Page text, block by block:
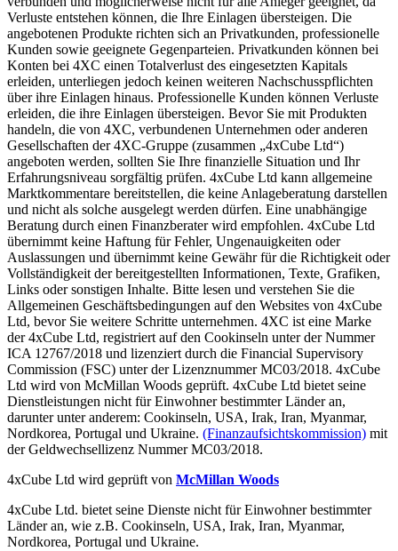
Verluste entstehen können, die Ihre Einlagen übersteigen. Die
angebotenen Produkte richten sich an Privatkunden, professionelle
Kunden sowie geeignete Gegenparteien. Privatkunden können bei
Konten bei 4XC einen Totalverlust des eingesetzten Kapitals
erleiden, unterliegen jedoch keinen weiteren Nachschusspflichten
über ihre Einlagen hinaus. Professionelle Kunden können Verluste
erleiden, die ihre Einlagen übersteigen. Bevor Sie mit Produkten
handeln, die von 4XC, verbundenen Unternehmen oder anderen
Gesellschaften der 4XC-Gruppe (zusammen „4xCube Ltd“)
angeboten werden, sollten Sie Ihre finanzielle Situation und Ihr
Erfahrungsniveau sorgfältig prüfen. 4xCube Ltd kann allgemeine
Marktkommentare bereitstellen, die keine Anlageberatung darstellen
und nicht als solche ausgelegt werden dürfen. Eine unabhängige
Beratung durch einen Finanzberater wird empfohlen. 4xCube Ltd
übernimmt keine Haftung für Fehler, Ungenauigkeiten oder
Auslassungen und übernimmt keine Gewähr für die Richtigkeit oder
Vollständigkeit der bereitgestellten Informationen, Texte, Grafiken,
Links oder sonstigen Inhalte. Bitte lesen und verstehen Sie die
Allgemeinen Geschäftsbedingungen auf den Websites von 4xCube
Ltd, bevor Sie weitere Schritte unternehmen. 4XC ist eine Marke
der 4xCube Ltd, registriert auf den Cookinseln unter der Nummer
ICA 12767/2018 und lizenziert durch die Financial Supervisory
Commission (FSC) unter der Lizenznummer MC03/2018. 4xCube
Ltd wird von McMillan Woods geprüft. 4xCube Ltd bietet seine
Dienstleistungen nicht für Einwohner bestimmter Länder an,
darunter unter anderem: Cookinseln, USA, Irak, Iran, Myanmar,
Nordkorea, Portugal und Ukraine. (Finanzaufsichtskommission) mit
der Geldwechsellizenz Nummer MC03/2018.
4xCube Ltd wird geprüft von McMillan Woods
4xCube Ltd. bietet seine Dienste nicht für Einwohner bestimmter
Länder an, wie z.B. Cookinseln, USA, Irak, Iran, Myanmar,
Nordkorea, Portugal und Ukraine.